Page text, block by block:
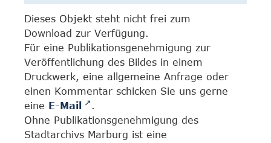
Dieses Objekt steht nicht frei zum
Download zur Verfügung.
Für eine Publikationsgenehmigung zur
Veröffentlichung des Bildes in einem
Druckwerk, eine allgemeine Anfrage oder
einen Kommentar schicken Sie uns gerne
eine E-Mail
.
Ohne Publikationsgenehmigung des
Stadtarchivs Marburg ist eine